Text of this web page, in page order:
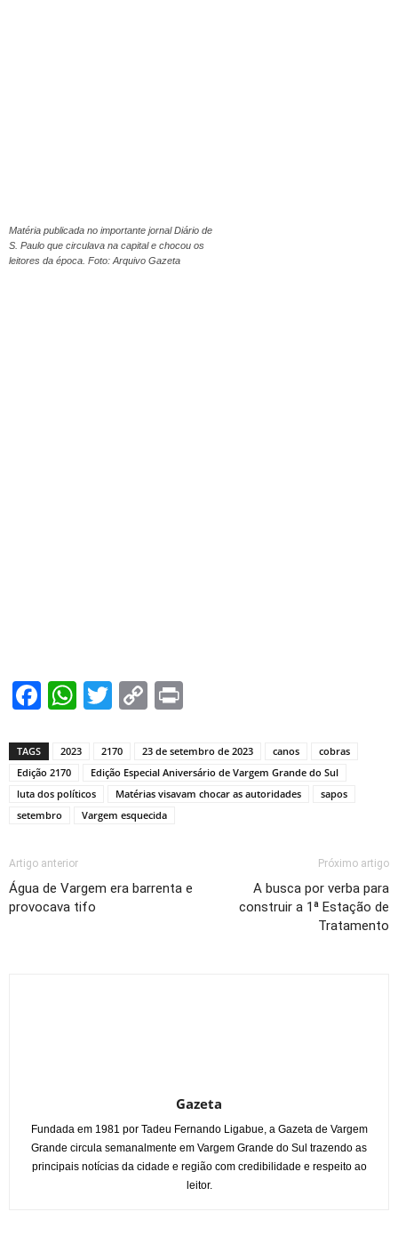
Matéria publicada no importante jornal Diário de
S. Paulo que circulava na capital e chocou os
leitores da época. Foto: Arquivo Gazeta
Facebook
WhatsApp
TwitterCopy
TAGS 2023 2170 23 de setembro de 2023 canos
cobras
Edição 2170
Edição Especial Aniversário de Vargem Grande do Sul
luta dos políticos
Matérias visavam chocar as autoridades
sapos
setembro
Vargem esquecida
Artigo anterior
Água de Vargem era barrenta e
provocava tifo
Próximo artigo
A busca por verba para
construir a 1ª Estação de
Tratamento
Gazeta
Fundada em 1981 por Tadeu Fernando Ligabue, a Gazeta de Vargem
Grande circula semanalmente em Vargem Grande do Sul trazendo as
principais notícias da cidade e região com credibilidade e respeito ao
leitor.